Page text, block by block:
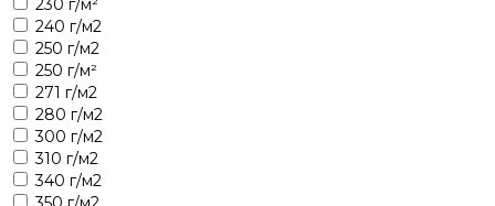
230 г/м²
240 г/м2
250 г/м2
250 г/м²
271 г/м2
280 г/м2
300 г/м2
310 г/м2
340 г/м2